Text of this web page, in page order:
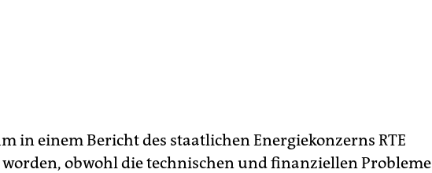
in einem Bericht des staatlichen Energiekonzerns RTE
obwohl die technischen und finanziellen Probleme